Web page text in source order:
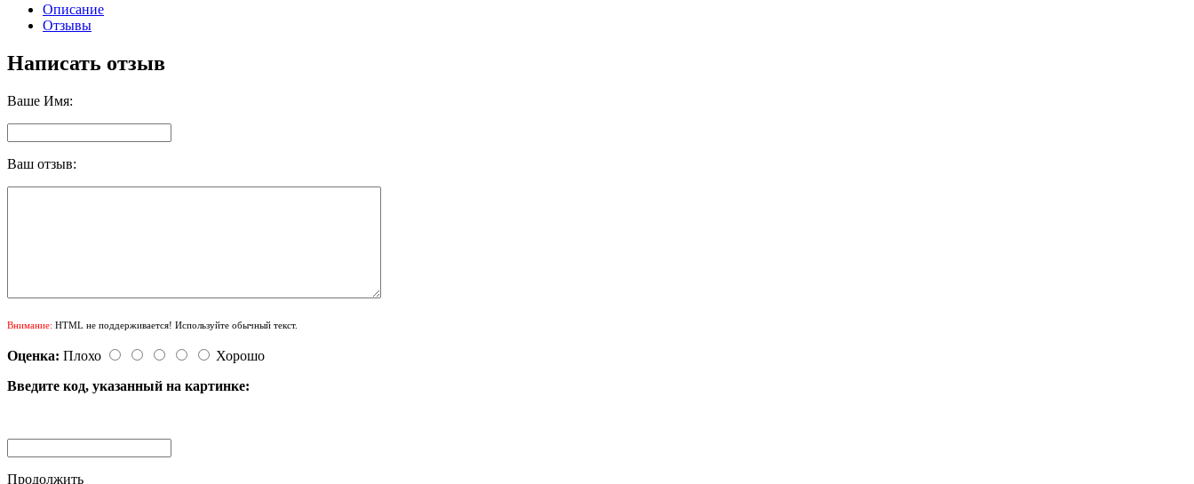
Описание
Отзывы
Написать отзыв
Ваше Имя:
Ваш отзыв:
Внимание: HTML не поддерживается! Используйте обычный текст.
Оценка: Плохо
Хорошо
Введите код, указанный на картинке:
Продолжить